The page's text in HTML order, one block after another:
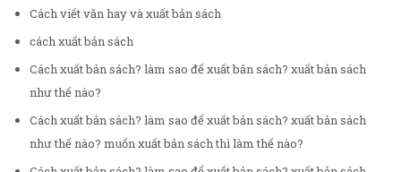
Cách viết văn hay và xuất bản sách
cách xuất bản sách
Cách xuất bản sách? làm sao để xuất bản sách? xuất bản sách
như thế nào?
Cách xuất bản sách? làm sao để xuất bản sách? xuất bản sách
như thế nào? muốn xuất bản sách thì làm thế nào?